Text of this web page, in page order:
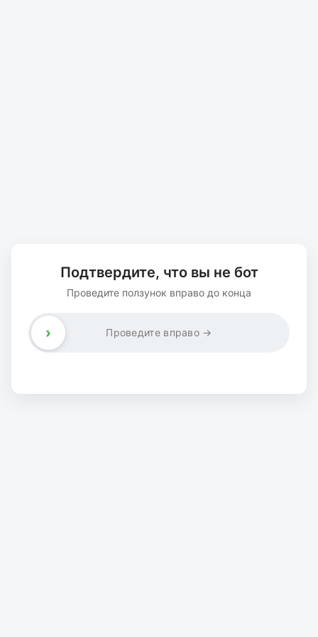
Подтвердите, что вы не бот
Проведите ползунок вправо до конца
Проведите вправо →
›